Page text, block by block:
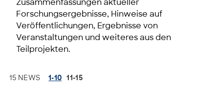
Zusammenfassungen aktueller
Forschungsergebnisse, Hinweise auf
Veröffentlichungen, Ergebnisse von
Veranstaltungen und weiteres aus den
Teilprojekten.
15 NEWS 1-10 11-15